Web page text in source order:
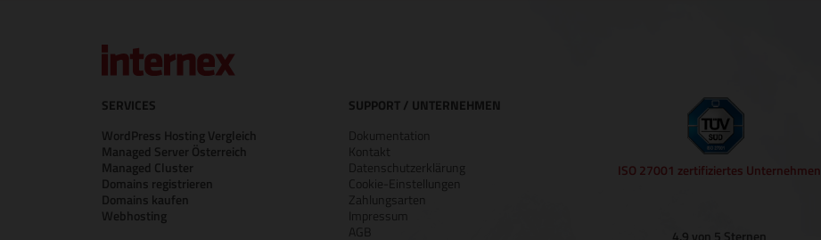
SERVICES
WordPress Hosting Vergleich
Managed Server Österreich
Managed Cluster
Domains registrieren
Domains kaufen
Webhosting
SUPPORT / UNTERNEHMEN
Dokumentation
Kontakt
Datenschutzerklärung
Cookie-Einstellungen
Zahlungsarten
Impressum
AGB
ISO 27001 zertifiziertes Unternehmen
4.9 von 5 Sternen